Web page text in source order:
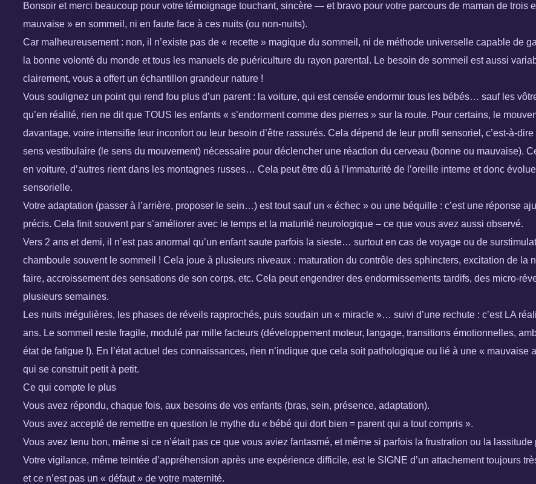
Bonsoir et merci beaucoup pour votre témoignage touchant, sincère — et bravo pour votre parcours de maman de trois
mauvaise » en sommeil, ni en faute face à ces nuits (ou non-nuits).
Car malheureusement : non, il n’existe pas de « recette » magique du sommeil, ni de méthode universelle capable de
la bonne volonté du monde et tous les manuels de puériculture du rayon parental. Le besoin de sommeil est aussi
clairement, vous a offert un échantillon grandeur nature !
Vous soulignez un point qui rend fou plus d’un parent : la voiture, qui est censée endormir tous les bébés… sauf les
qu’en réalité, rien ne dit que TOUS les enfants « s’endorment comme des pierres » sur la route. Pour certains, le
davantage, voire intensifie leur inconfort ou leur besoin d’être rassurés. Cela dépend de leur profil sensoriel, c’est-à-
sens vestibulaire (le sens du mouvement) nécessaire pour déclencher une réaction du cerveau (bonne ou mauvaise).
en voiture, d’autres rient dans les montagnes russes… Cela peut être dû à l’immaturité de l’oreille interne et donc
sensorielle.
Votre adaptation (passer à l’arrière, proposer le sein…) est tout sauf un « échec » ou une béquille : c’est une réponse
précis. Cela finit souvent par s’améliorer avec le temps et la maturité neurologique – ce que vous avez aussi observé.
Vers 2 ans et demi, il n’est pas anormal qu’un enfant saute parfois la sieste… surtout en cas de voyage ou de
chamboule souvent le sommeil ! Cela joue à plusieurs niveaux : maturation du contrôle des sphincters, excitation de la
faire, accroissement des sensations de son corps, etc. Cela peut engendrer des endormissements tardifs, des micro-
plusieurs semaines.
Les nuits irrégulières, les phases de réveils rapprochés, puis soudain un « miracle »… suivi d’une rechute : c’est LA
ans. Le sommeil reste fragile, modulé par mille facteurs (développement moteur, langage, transitions émotionnelles,
état de fatigue !). En l’état actuel des connaissances, rien n’indique que cela soit pathologique ou lié à une « mauvaise
qui se construit petit à petit.
Ce qui compte le plus
Vous avez répondu, chaque fois, aux besoins de vos enfants (bras, sein, présence, adaptation).
Vous avez accepté de remettre en question le mythe du « bébé qui dort bien = parent qui a tout compris ».
Vous avez tenu bon, même si ce n’était pas ce que vous aviez fantasmé, et même si parfois la frustration ou la
Votre vigilance, même teintée d’appréhension après une expérience difficile, est le SIGNE d’un attachement toujours
et ce n’est pas un « défaut » de votre maternité.